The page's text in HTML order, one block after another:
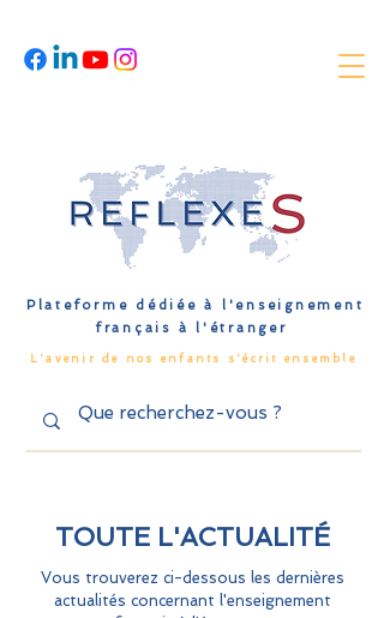
Plateforme dédiée à l'enseignement
français à l'étranger
L'avenir de nos enfants s'écrit ensemble
TOUTE L'ACTUALITÉ
Vous trouverez ci-dessous les dernières
actualités concernant l'enseignement